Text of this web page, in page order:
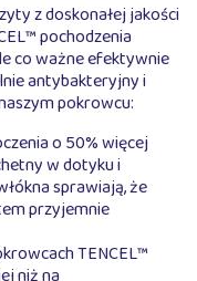
z doskonałej jakości
pochodzenia
co ważne efektywnie
antybakteryjny i
pokrowcu:
o 50% więcej
w dotyku i
sprawiają, że
przyjemnie
TENCEL™